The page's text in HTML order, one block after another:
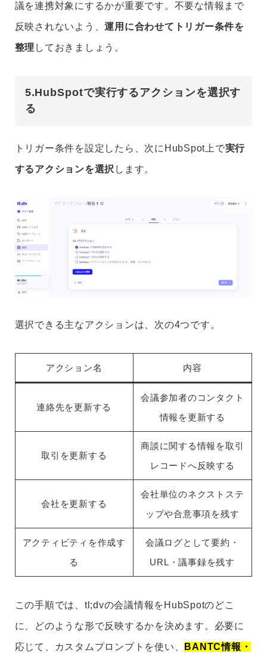
議を連携対象にするかが重要です。不要な情報まで
反映されないよう、運用に合わせてトリガー条件を
整理 しておきましょう。
5.HubSpotで実行するアクションを選択す
る
トリガー条件を設定したら、次にHubSpot上で実行
するアクションを選択 します。
選択できる主なアクションは、次の4つです。
アクション名 内容
連絡先を更新する
会議参加者のコンタクト
情報を更新する
取引を更新する
商談に関する情報を取引
レコードへ反映する
会社を更新する
会社単位のネクストステ
ップや合意事項を残す
アクティビティを作成す
る
会議ログとして要約・
URL・議事録を残す
この手順では、tl;dvの会議情報をHubSpotのどこ
に、どのような形で反映するかを決めます。必要に
応じて、カスタムプロンプトを使い、 BANTC情報・